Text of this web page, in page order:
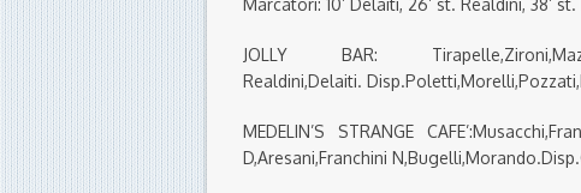
Marcatori: 10’ Delaiti, 26’ st. Realdini, 38’
JOLLY BAR:
Realdini,Delaiti.
MEDELIN’S STRANGE
D,Aresani,Franchini